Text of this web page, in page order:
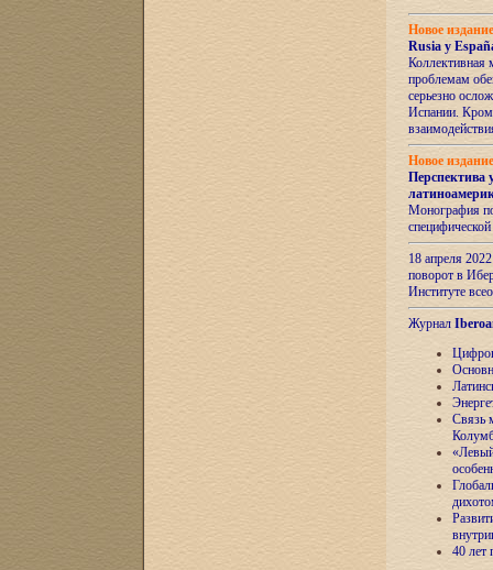
Новое
Rusia y
Коллективная
проблемам
серьезно
Испании.
Новое
Перспектива
Монография
18 апреля
поворот в
Институте
Журнал
Связь
40 лет